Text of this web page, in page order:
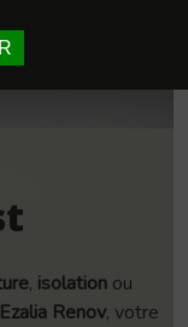
, isolation ou
Ezalia Renov, votre